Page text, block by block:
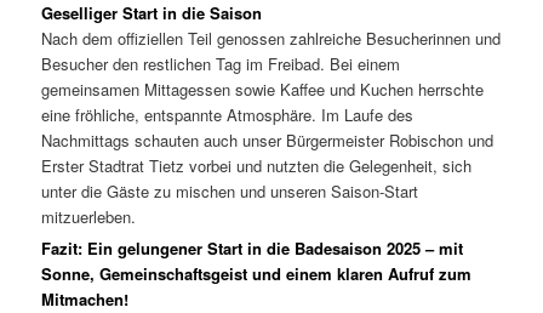
Geselliger Start in die Saison
Nach dem offiziellen Teil genossen zahlreiche Besucherinnen und
Besucher den restlichen Tag im Freibad. Bei einem
gemeinsamen Mittagessen sowie Kaffee und Kuchen herrschte
eine fröhliche, entspannte Atmosphäre. Im Laufe des
Nachmittags schauten auch unser Bürgermeister Robischon und
Erster Stadtrat Tietz vorbei und nutzten die Gelegenheit, sich
unter die Gäste zu mischen und unseren Saison-Start
mitzuerleben.
Fazit: Ein gelungener Start in die Badesaison 2025 – mit
Sonne, Gemeinschaftsgeist und einem klaren Aufruf zum
Mitmachen!